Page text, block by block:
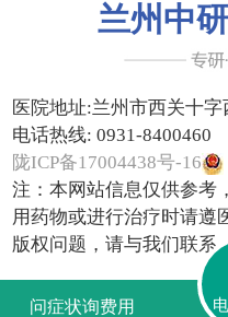
兰州中
医院地址:兰州市西关十
电话热线: 0931-8400460
陇ICP备17004438号-16
注：本网站信息仅供参考
用药物或进行治疗时请遵
版权问题，请与我们联系
问症状询费用